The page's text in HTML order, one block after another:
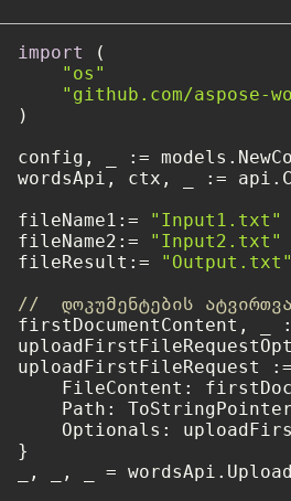
import
(
"os"
"github.com/aspose-
)
config, _ :=
wordsApi, ctx, _ :=
fileName1:=
"Input1.txt"
fileName2:=
"Input2.txt"
fileResult:=
"Output.txt"
//  დოკუმენტების
firstDocumentContent, _
uploadFirstFileRequest
FileContent:
Path:
Optionals:
}
_, _, _ =